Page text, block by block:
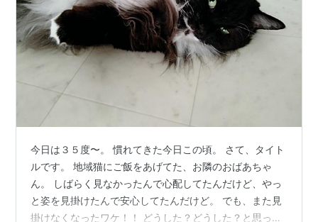
今日は３５度〜。 慣れてきた今日この頃。 さて、タイト
ルです。 地域猫にご飯をあげてた、お隣のおばあちゃ
ん。 しばらく見なかったんで心配してたんだけど、やっ
と姿を見掛けたんで安心してたんだけど。 でも、また見
掛けなくなったワケ！！ どうした？どうした？と思って